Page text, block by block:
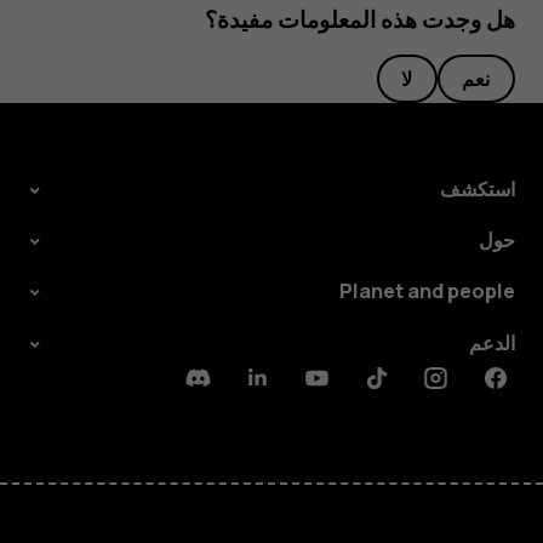
هل وجدت هذه المعلومات مفيدة؟
نعم لا
استكشف
حول
Planet and people
الدعم
Facebook
Instagram
Tiktok
Youtube
Linkedin
Discord